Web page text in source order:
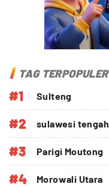
TAG TERPOPULER
#1 Sulteng
#2 sulawesi tengah
#3 Parigi Moutong
#4 Morowali Utara